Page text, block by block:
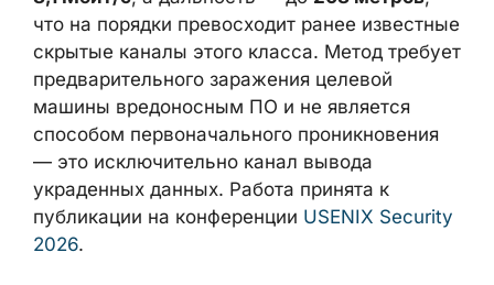
а дальность — до208 метров, что на
порядки превосходит ранее известные
скрытые каналы этого класса. Метод
требует предварительного заражения
целевой машины вредоносным ПО и не
является способом первоначального
проникновения — это исключительно канал
вывода украденных данных. Работа
принята к публикации на конференции